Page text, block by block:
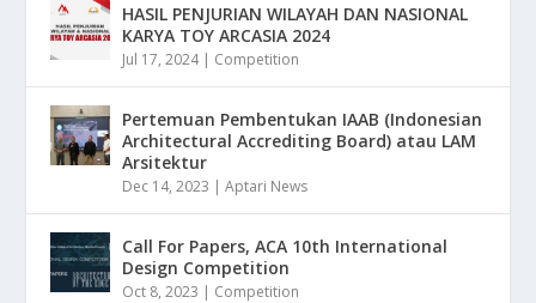
HASIL PENJURIAN WILAYAH DAN NASIONAL
KARYA TOY ARCASIA 2024
Jul 17, 2024| Competition
Pertemuan Pembentukan IAAB (Indonesian
Architectural Accrediting Board) atau LAM
Arsitektur
Dec 14, 2023 |Aptari News
Call For Papers, ACA 10th International
Design Competition
Oct 8, 2023 | Competition